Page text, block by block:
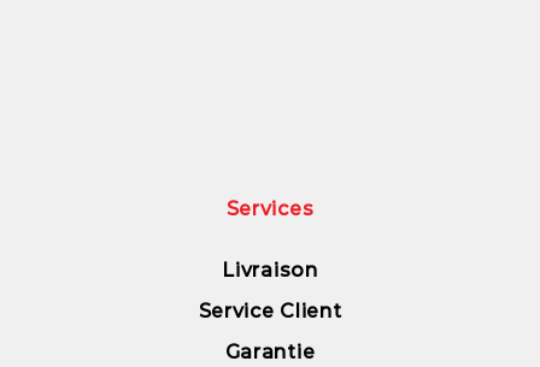
Services
Livraison
Service Client
Garantie